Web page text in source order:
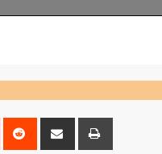
Pinterest Reddit
Share